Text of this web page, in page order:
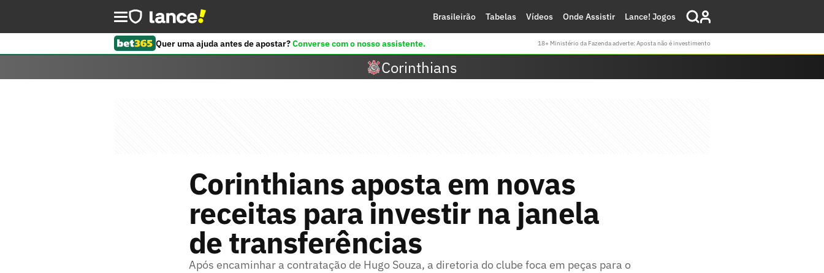
Brasileirão Tabelas Vídeos Onde Assistir Lance! Jogos
Quer uma ajuda antes de apostar?Converse com o nosso assistente. 18+ Ministério da Fazenda adverte: Aposta não é investimento
Corinthians
Corinthians aposta em novas
receitas para investir na janela
de transferências
Após encaminhar a contratação de Hugo Souza, a diretoria do clube foca em peças para o